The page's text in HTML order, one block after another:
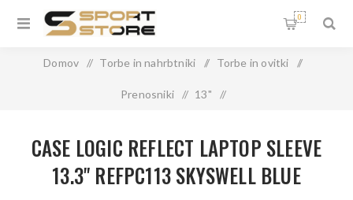
0
Domov / Torbe in nahrbtniki / Torbe in ovitki /
Prenosniki / 13" /
SKYSWELL BLUE 3204875
CASE LOGIC REFLECT LAPTOP SLEEVE
13.3" REFPC113 SKYSWELL BLUE